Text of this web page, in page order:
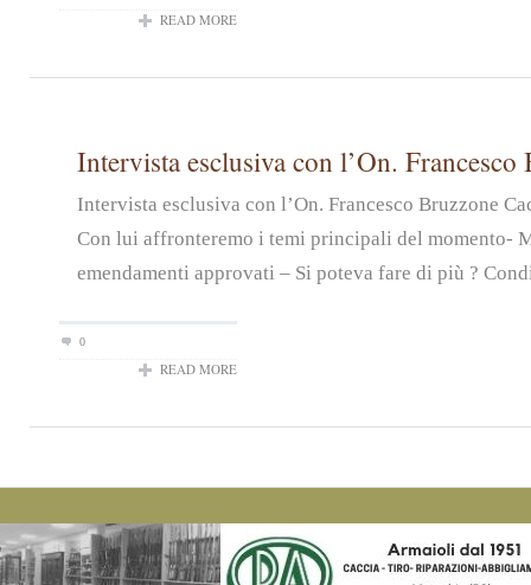
READ MORE
Intervista esclusiva con l’On. Francesco
Intervista esclusiva con l’On. Francesco Bruzzone
Con lui affronteremo i temi principali del momento-
emendamenti approvati – Si poteva fare di più ?
0
READ MORE